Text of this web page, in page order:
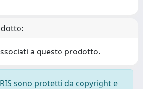
a questo prodotto.
sono protetti da copyright e